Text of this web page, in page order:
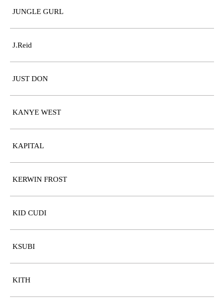
JUNGLE GURL
J.Reid
JUST DON
KANYE WEST
KAPITAL
KERWIN FROST
KID CUDI
KSUBI
KITH